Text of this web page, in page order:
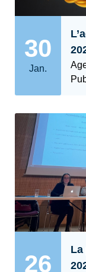
30
Jan.
26